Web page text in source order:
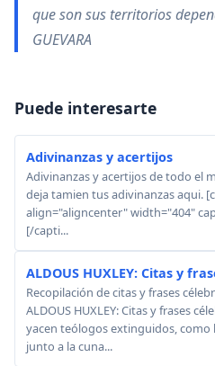
que son sus territorios
GUEVARA
Puede interesarte
Adivinanzas y acertijos
Adivinanzas y acertijos de todo el
deja tamien tus adivinanzas aqui.
align="aligncenter" width="404"
[/capti...
ALDOUS HUXLEY: Citas y
Recopilación de citas y frases
ALDOUS HUXLEY: Citas y frases
yacen teólogos extinguidos, como
junto a la cuna...